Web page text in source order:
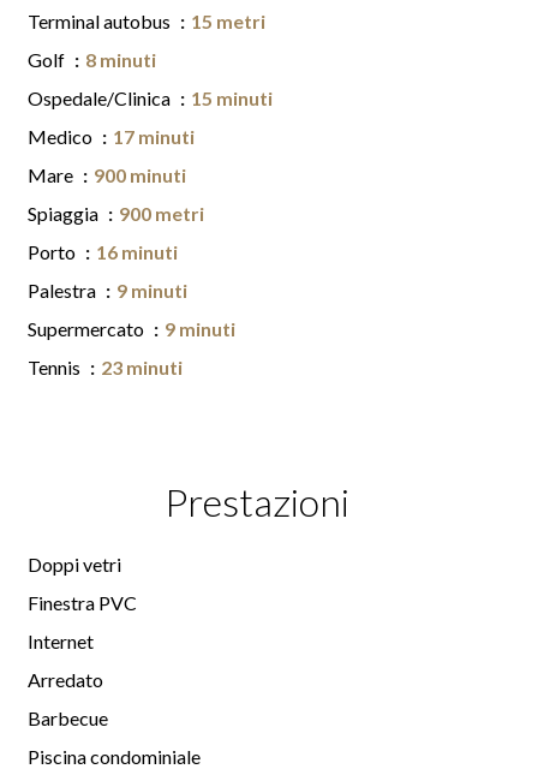
Terminal autobus
15 metri
Golf
8 minuti
Ospedale/Clinica
15 minuti
Medico
17 minuti
Mare
900 minuti
Spiaggia
900 metri
Porto
16 minuti
Palestra
9 minuti
Supermercato
9 minuti
Tennis
23 minuti
Prestazioni
Doppi vetri
Finestra PVC
Internet
Arredato
Barbecue
Piscina condominiale